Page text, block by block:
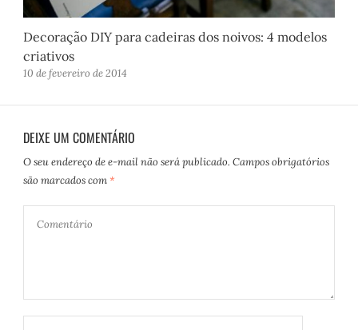
Decoração DIY para cadeiras dos noivos: 4 modelos
criativos
10 de fevereiro de 2014
DEIXE UM COMENTÁRIO
O seu endereço de e-mail não será publicado. Campos obrigatórios
são marcados com *